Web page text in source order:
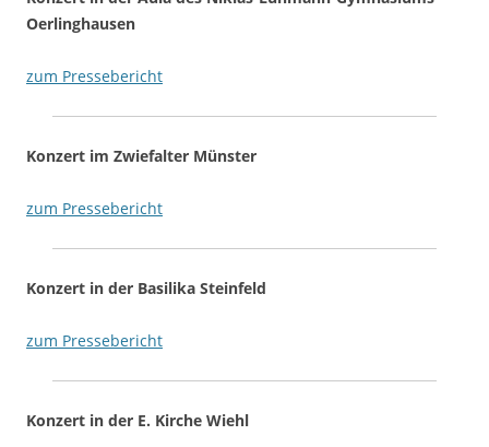
Oerlinghausen
zum Pressebericht
Konzert im Zwiefalter Münster
zum Pressebericht
Konzert in der Basilika Steinfeld
zum Pressebericht
Konzert in der E. Kirche Wiehl